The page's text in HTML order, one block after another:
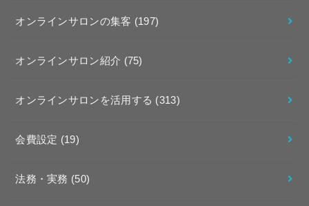
オンラインサロンの集客 (197)
オンラインサロン紹介 (75)
オンラインサロンを活用する (313)
会費設定 (19)
法務・実務 (50)